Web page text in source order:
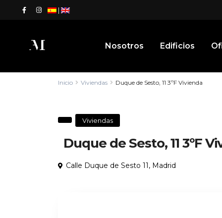
|
Nosotros Edificios
Inicio Viviendas Duque de Sesto, 11 3ºF Vivienda
Viviendas
Duque de Sesto, 11 3ºF
Calle Duque de Sesto 11, Madrid